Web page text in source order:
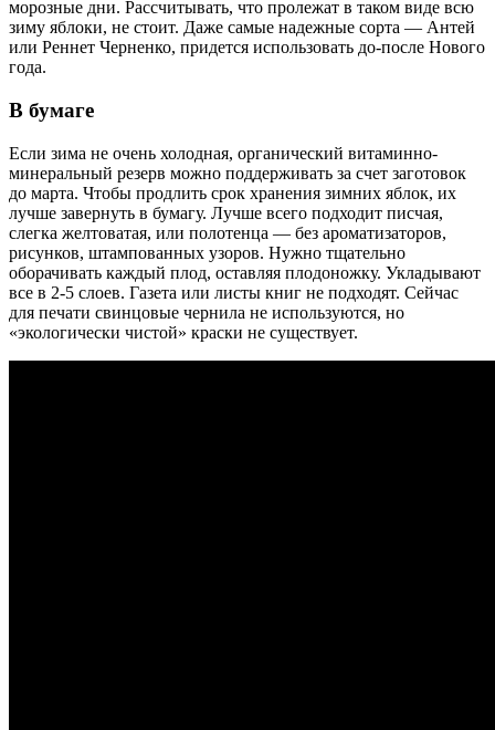
морозные дни. Рассчитывать, что пролежат в таком виде всю
зиму яблоки, не стоит. Даже самые надежные сорта — Антей
или Реннет Черненко, придется использовать до-после Нового
года.
В бумаге
Если зима не очень холодная, органический витаминно-
минеральный резерв можно поддерживать за счет заготовок
до марта. Чтобы продлить срок хранения зимних яблок, их
лучше завернуть в бумагу. Лучше всего подходит писчая,
слегка желтоватая, или полотенца — без ароматизаторов,
рисунков, штампованных узоров. Нужно тщательно
оборачивать каждый плод, оставляя плодоножку. Укладывают
все в 2-5 слоев. Газета или листы книг не подходят. Сейчас
для печати свинцовые чернила не используются, но
«экологически чистой» краски не существует.